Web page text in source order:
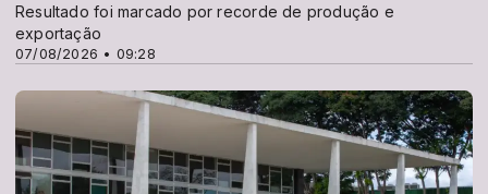
07/08/2026 • 09:28
Resultado foi marcado por recorde de produção e
exportação